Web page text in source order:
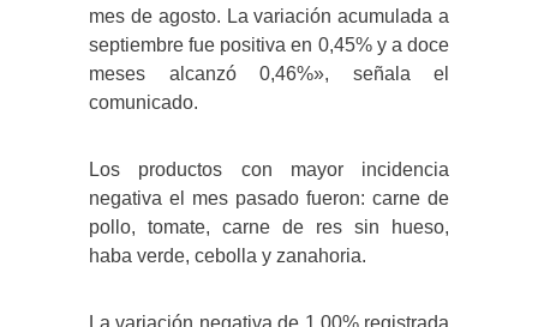
mes de agosto. La variación acumulada a
septiembre fue positiva en 0,45% y a doce
meses alcanzó 0,46%», señala el
comunicado.
Los productos con mayor incidencia
negativa el mes pasado fueron: carne de
pollo, tomate, carne de res sin hueso,
haba verde, cebolla y zanahoria.